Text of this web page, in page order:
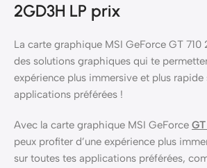
2GD3H LP prix
La carte graphique MSI GeForce GT 710
des solutions graphiques qui te
expérience plus immersive et plus rapide
applications préférées !
Avec la carte graphique MSI GeForce
peux profiter d’une expérience plus
sur toutes tes applications préférées,